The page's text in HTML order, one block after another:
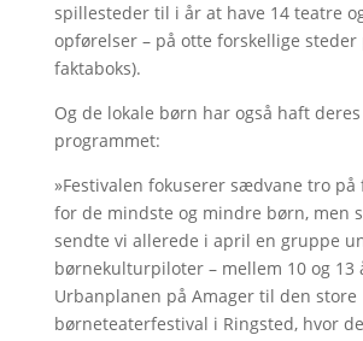
spillesteder til i år at have 14 teatre
opførelser – på otte forskellige steder
faktaboks).
Og de lokale børn har også haft
programmet:
»Festivalen fokuserer sædvane tro
for de mindste og mindre børn, men
sendte vi allerede i april en gruppe
børnekulturpiloter – mellem 10 og 13
Urbanplanen på Amager til den store
børneteaterfestival i Ringsted, hvor